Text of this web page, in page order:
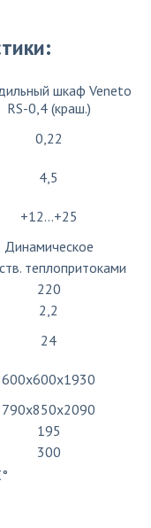
шкаф Veneto
RS-0,4 (краш.)
0,22
4,5
+12…+25
Динамическое
теплопритоками
220
2,2
24
600х600х1930
790х850х2090
195
300